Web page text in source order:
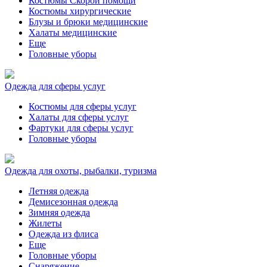
Костюмы хирургические
Блузы и брюки медицинские
Халаты медицинские
Еще
Головные уборы
Одежда для сферы услуг
Костюмы для сферы услуг
Халаты для сферы услуг
Фартуки для сферы услуг
Головные уборы
Одежда для охоты, рыбалки, туризма
Летняя одежда
Демисезонная одежда
Зимняя одежда
Жилеты
Одежда из флиса
Еще
Головные уборы